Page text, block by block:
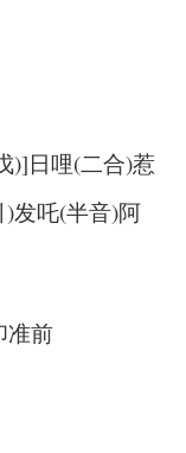
)]日哩(二合)惹
发吒(半音)阿
前